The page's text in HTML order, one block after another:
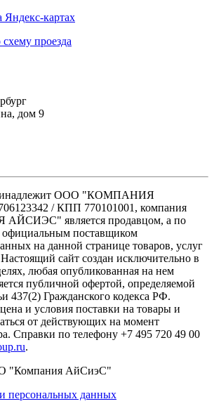
картах
проезда
дом 9
ООО "КОМПАНИЯ
/ КПП 770101001, компания
является продавцом, а по
официальным поставщиком
на данной странице товаров, услуг
сайт создан исключительно в
любая опубликованная на нем
публичной офертой, определяемой
437(2) Гражданского кодекса РФ.
и условия поставки на товары и
от действующих на момент
Справки по телефону +7 495 720 49 00
.
"Компания АйСиэС"
персональных данных